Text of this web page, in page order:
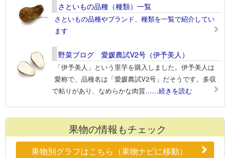
さといもの品種（種類）一覧
さといもの品種やブランド、種類を一覧で紹介してい
ます
野菜ブログ 愛媛農試V2号（伊予美人）
「伊予美人」という里芋を購入しました。伊予美人は
愛称で、品種名は「愛媛農試V2号」だそうです。多収
で粘りがあり、なめらかな肉質……続きを読む
果物の情報もチェック
果物別グラフはこちら（果物ナビに移動）